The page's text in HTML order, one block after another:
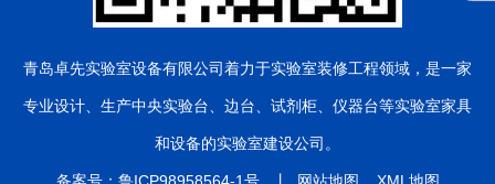
青岛卓先实验室设备有限公司着力于实验室装修工程领域，是一家
专业设计、生产中央实验台、边台、试剂柜、仪器台等实验室家具
和设备的实验室建设公司。
备案号： 鲁ICP98958564-1号丨 网站地图 XML地图